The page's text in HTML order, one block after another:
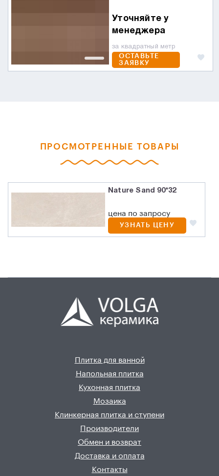
Уточняйте у
менеджера
за квадратный метр
ОСТАВЬТЕ
ЗАЯВКУ
ПРОСМОТРЕННЫЕ ТОВАРЫ
Nature Sand 90*32
цена по запросу
УЗНАТЬ ЦЕНУ
Плитка для ванной
Напольная плитка
Кухонная плитка
Мозаика
Клинкерная плитка и ступени
Производители
Обмен и возврат
Доставка и оплата
Контакты